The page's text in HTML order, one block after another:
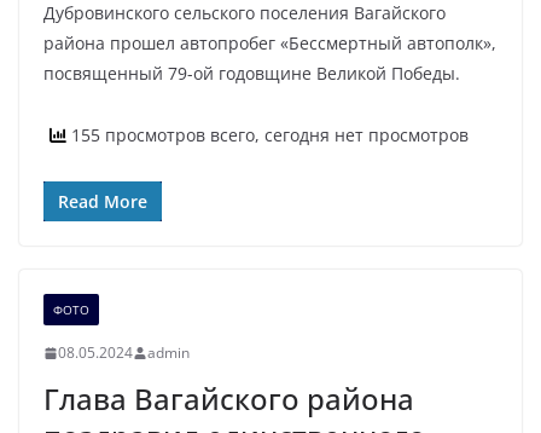
Дубровинского сельского поселения Вагайского
района прошел автопробег «Бессмертный автополк»,
посвященный 79-ой годовщине Великой Победы.
155 просмотров всего, сегодня нет просмотров
Read More
ФОТО
08.05.2024 admin
Глава Вагайского района